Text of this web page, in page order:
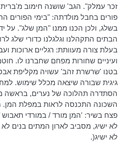
זכר עמלק". הגב' שושנה חימוב מ'ברית
פורים בחבל מולדתה: "בימי הפורים
בשלג, ולכן הכנו ממנו "המן שלג". על
הבתים התקהלנו וגלגלנו כדורי שלג
בעלת צורה מעוותת: רגליים ארוכות
ועיניים שחורות מפחם שחברנו לו.
בטנו 'שרשרת זהב' עשויה מקליפת
גיגית שבורה שיצאה מכלל שימוש.
הסתדרה תהלוכה של נערים, בראשה
השכונה התכנסה לראות במפלת המן.
פצח בשיר: 'המן מורד / במורדיתאבוש
לא ישיג, מסביב לארון המתים בנים לא
לא ישיג(.